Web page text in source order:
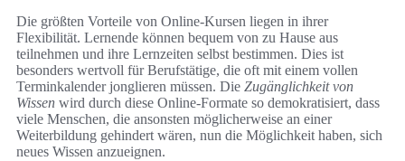
Die größten Vorteile von Online-Kursen liegen in ihrer
Flexibilität. Lernende können bequem von zu Hause aus
teilnehmen und ihre Lernzeiten selbst bestimmen. Dies ist
besonders wertvoll für Berufstätige, die oft mit einem vollen
Terminkalender jonglieren müssen. Die Zugänglichkeit von
Wissen wird durch diese Online-Formate so demokratisiert, dass
viele Menschen, die ansonsten möglicherweise an einer
Weiterbildung gehindert wären, nun die Möglichkeit haben, sich
neues Wissen anzueignen.